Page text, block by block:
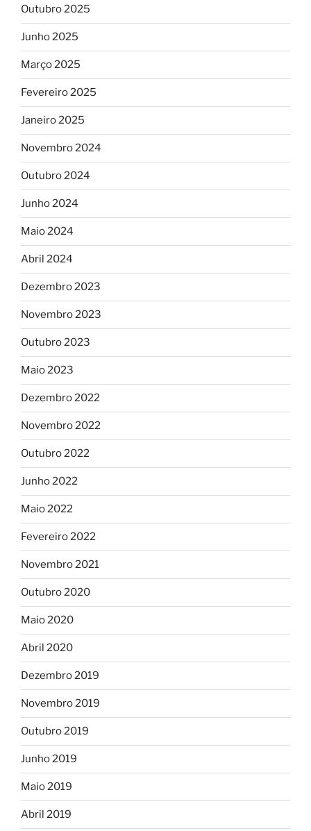
Outubro 2025
Junho 2025
Março 2025
Fevereiro 2025
Janeiro 2025
Novembro 2024
Outubro 2024
Junho 2024
Maio 2024
Abril 2024
Dezembro 2023
Novembro 2023
Outubro 2023
Maio 2023
Dezembro 2022
Novembro 2022
Outubro 2022
Junho 2022
Maio 2022
Fevereiro 2022
Novembro 2021
Outubro 2020
Maio 2020
Abril 2020
Dezembro 2019
Novembro 2019
Outubro 2019
Junho 2019
Maio 2019
Abril 2019